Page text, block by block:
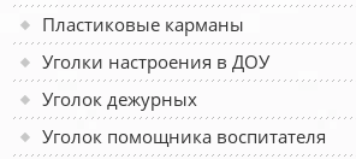
Пластиковые карманы
Уголки настроения в ДОУ
Уголок дежурных
Уголок помощника воспитателя